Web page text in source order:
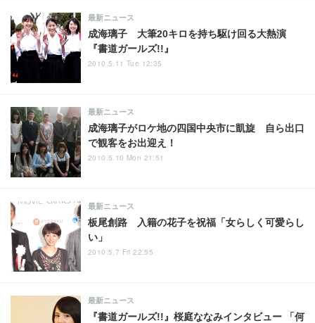
成海璃子 大筆20キロを持ち駆け回る大熱演
『書道ガールズ!!』
最新ニュース
2010.5.11 Tue 12:35
成海璃子がロケ地の四国中央市に凱旋 自ら出口
で観客をお出迎え！
最新ニュース
2010.5.10 Mon 21:51
板尾創路 入籍の花子を祝福「女らしく可愛らし
い」
最新ニュース
2010.5.7 Fri 22:55
『書道ガールズ!!』桜庭ななみインタビュー 「何
最新ニュース